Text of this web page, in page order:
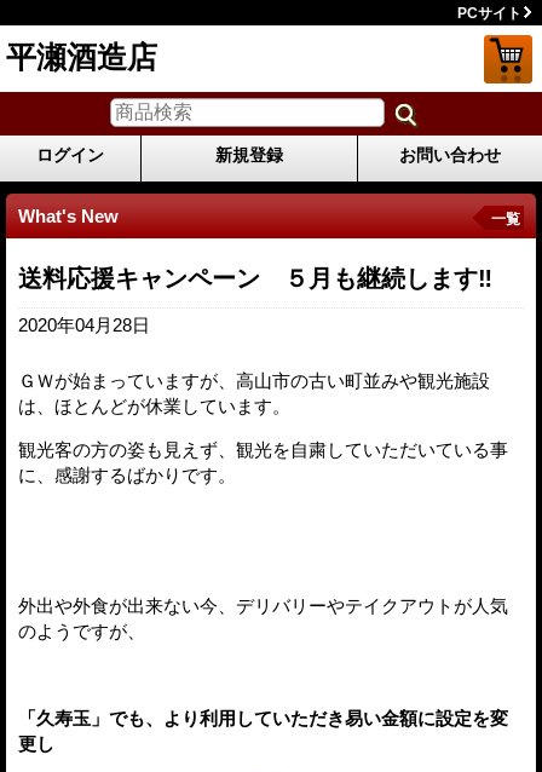
PCサイト
平瀬酒造店
ログイン 新規登録 お問い合わせ
What's New 一覧
送料応援キャンペーン ５月も継続します‼
2020年04月28日
ＧＷが始まっていますが、高山市の古い町並みや観光施設
は、ほとんどが休業しています。
観光客の方の姿も見えず、観光を自粛していただいている事
に、感謝するばかりです。
外出や外食が出来ない今、デリバリーやテイクアウトが人気
のようですが、
「久寿玉」でも、より利用していただき易い金額に設定を変
更し